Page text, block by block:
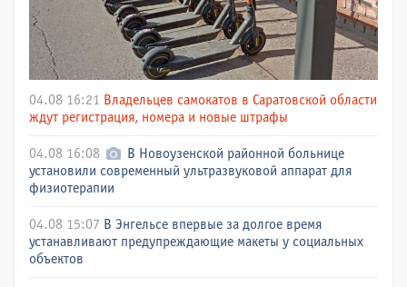
04.08 16:21 Владельцев самокатов в Саратовской области
ждут регистрация, номера и новые штрафы
04.08 16:08
В Новоузенской районной больнице
установили современный ультразвуковой аппарат для
физиотерапии
04.08 15:07 В Энгельсе впервые за долгое время
устанавливают предупреждающие макеты у социальных
объектов